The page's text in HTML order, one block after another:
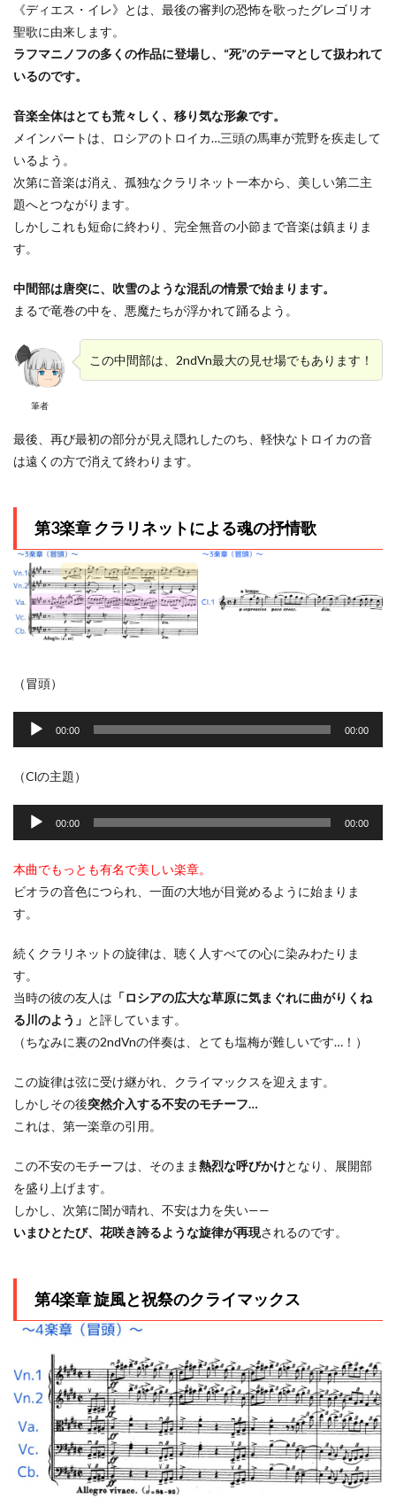
ヤ
ー
《ディエス・イレ》とは、最後の審判の恐怖を歌ったグレゴリオ
聖歌に由来します。
ラフマニノフの多くの作品に登場し、“死”のテーマとして扱われて
いるのです。
音楽全体はとても荒々しく、移り気な形象です。
メインパートは、ロシアのトロイカ…三頭の馬車が荒野を疾走して
いるよう。
次第に音楽は消え、孤独なクラリネット一本から、美しい第二主
題へとつながります。
しかしこれも短命に終わり、完全無音の小節まで音楽は鎮まりま
す。
中間部は唐突に、吹雪のような混乱の情景で始まります。
まるで竜巻の中を、悪魔たちが浮かれて踊るよう。
筆者
この中間部は、2ndVn最大の見せ場でもあります！
最後、再び最初の部分が見え隠れしたのち、軽快なトロイカの音
は遠くの方で消えて終わります。
第3楽章 クラリネットによる魂の抒情歌
（冒頭）
プ
レ
ー
00:00 00:00
（Clの主題）
プ
レ
ー
ヤ
00:00 00:00
本曲でもっとも有名で美しい楽章。
ビオラの音色につられ、一面の大地が目覚めるように始まりま
す。
続くクラリネットの旋律は、聴く人すべての心に染みわたりま
す。
当時の彼の友人は 「ロシアの広大な草原に気まぐれに曲がりくね
る川のよう」 と評しています。
（ちなみに裏の2ndVnの伴奏は、とても塩梅が難しいです…！）
この旋律は弦に受け継がれ、クライマックスを迎えます。
しかしその後突然介入する不安のモチーフ…
これは、第一楽章の引用。
この不安のモチーフは、そのまま熱烈な呼びかけとなり、展開部
を盛り上げます。
しかし、次第に闇が晴れ、不安は力を失い——
いまひとたび、花咲き誇るような旋律が再現されるのです。
第4楽章 旋風と祝祭のクライマックス